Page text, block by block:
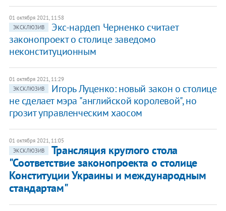
01 октября 2021, 11:58
ЭКСКЛЮЗИВ
Экс-нардеп Черненко считает
законопроект о столице заведомо
неконституционным
01 октября 2021, 11:29
ЭКСКЛЮЗИВ
​Игорь Луценко: новый закон о столице
не сделает мэра "английской королевой", но
грозит управленческим хаосом
01 октября 2021, 11:05
ЭКСКЛЮЗИВ
Трансляция круглого стола
"Соответствие законопроекта о столице
Конституции Украины и международным
стандартам"